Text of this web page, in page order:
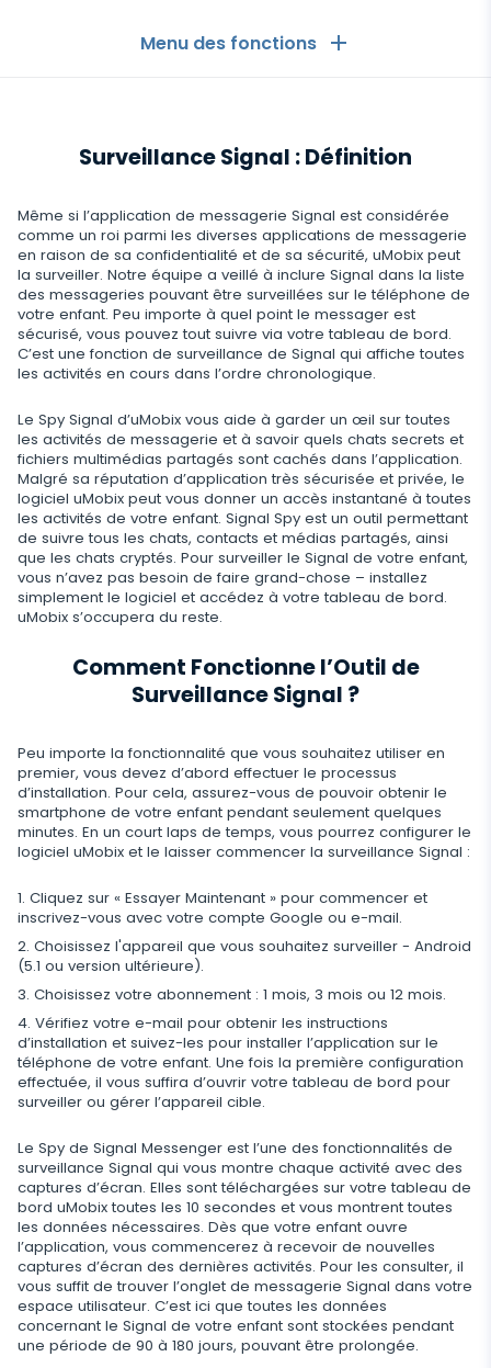
Menu des fonctions
Journaux d'appels
Comment Recevoir les Messages d'un Autre
Téléphone
Localisation GPS
Enregistreur de frappe
Mise à jour automatique
Statut en ligne sur les réseaux sociaux
Remplacement de carte SIM
Géofinder
Installation en un clic
Liste des applications installées
Calendrier d'utilisation des applications
Notifications
Info sur appareil
Détecteur d'applications espion
Applications de messagerie
Applications de messagerie
Whatsapp
Facebook Messenger
Zoom
Telegram
WeChat
Skype
Kik
Line
Messagerie Signal
Médias sociaux
Médias sociaux
Facebook
Instagram
Snapchat
Tik Tok
YouTube
Reddit
Tinder
Médias
Logiciel espion photo et vidéo
Internet
Historique du navigateur
Favoris du navigateur
Scanner de boîte aux lettres
Streaming
Capture d'image avec l'appareil photo
Espion Telephone Video
Ecouter Conversation à Distance
Informations supprimées
Retrouver Un Message Supprimé
Retrouver Historique Appel Effacé
Restaurer les Contacts Supprimés
Contacts renommés
Contrôle
Supprimez les applications indésirables
Restreindre Applications
Bloquer un Site
Bloquer un Téléphone à Distance
Désactivez les messages
Restriction d’Appel
Application supplémentaire pour les parents
Régulez le stockage des données
FERMER
Surveillance Signal : Définition
Même si l’application de messagerie Signal est considérée
comme un roi parmi les diverses applications de messagerie
en raison de sa confidentialité et de sa sécurité, uMobix peut
la surveiller. Notre équipe a veillé à inclure Signal dans la liste
des messageries pouvant être surveillées sur le téléphone de
votre enfant. Peu importe à quel point le messager est
sécurisé, vous pouvez tout suivre via votre tableau de bord.
C’est une fonction de surveillance de Signal qui affiche toutes
les activités en cours dans l’ordre chronologique.
Le Spy Signal d’uMobix vous aide à garder un œil sur toutes
les activités de messagerie et à savoir quels chats secrets et
fichiers multimédias partagés sont cachés dans l’application.
Malgré sa réputation d’application très sécurisée et privée, le
logiciel uMobix peut vous donner un accès instantané à toutes
les activités de votre enfant. Signal Spy est un outil permettant
de suivre tous les chats, contacts et médias partagés, ainsi
que les chats cryptés. Pour surveiller le Signal de votre enfant,
vous n’avez pas besoin de faire grand-chose – installez
simplement le logiciel et accédez à votre tableau de bord.
uMobix s’occupera du reste.
Comment Fonctionne l’Outil de
Surveillance Signal ?
Peu importe la fonctionnalité que vous souhaitez utiliser en
premier, vous devez d’abord effectuer le processus
d’installation. Pour cela, assurez-vous de pouvoir obtenir le
smartphone de votre enfant pendant seulement quelques
minutes. En un court laps de temps, vous pourrez configurer le
logiciel uMobix et le laisser commencer la surveillance Signal :
Cliquez sur « Essayer Maintenant » pour commencer et
inscrivez-vous avec votre compte Google ou e-mail.
Choisissez l'appareil que vous souhaitez surveiller - Android
(5.1 ou version ultérieure).
Choisissez votre abonnement : 1 mois, 3 mois ou 12 mois.
Vérifiez votre e-mail pour obtenir les instructions
d’installation et suivez-les pour installer l’application sur le
téléphone de votre enfant. Une fois la première configuration
effectuée, il vous suffira d’ouvrir votre tableau de bord pour
surveiller ou gérer l’appareil cible.
Le Spy de Signal Messenger est l’une des fonctionnalités de
surveillance Signal qui vous montre chaque activité avec des
captures d’écran. Elles sont téléchargées sur votre tableau de
bord uMobix toutes les 10 secondes et vous montrent toutes
les données nécessaires. Dès que votre enfant ouvre
l’application, vous commencerez à recevoir de nouvelles
captures d’écran des dernières activités. Pour les consulter, il
vous suffit de trouver l’onglet de messagerie Signal dans votre
espace utilisateur. C’est ici que toutes les données
concernant le Signal de votre enfant sont stockées pendant
une période de 90 à 180 jours, pouvant être prolongée.